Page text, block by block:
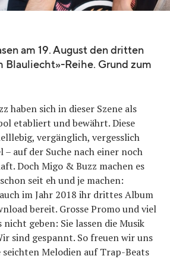
am 19. August den dritten
Blauliecht»-Reihe. Grund zum
haben sich in dieser Szene als
etabliert und bewährt. Diese
vergänglich, vergesslich
– auf der Suche nach einer noch
Doch Migo & Buzz machen es
seit eh und je machen:
im Jahr 2018 ihr drittes Album
bereit. Grosse Promo und viel
geben: Sie lassen die Musik
sind gespannt. So freuen wir uns
seichten Melodien auf Trap-Beats